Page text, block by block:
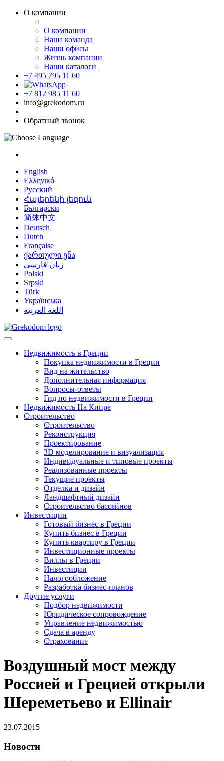
О компании
О компании
Наша команда
Наши офисы
Жизнь компании
Наши каталоги
+7 495 795 11 60
+7 812 985 11 60
info@grekodom.ru
Обратный звонок
English
Ελληνικά
Русский
Հայերենի լեզուն
Български
简体中文
Deutsch
Dutch
Française
ქართული ენა
زبان فارسی
Polski
Srpski
Türk
Українська
اللغة العربية
Недвижимость в Греции
Покупка недвижимости в Греции
Вид на жительство
Дополнительная информация
Вопросы-ответы
Гид по недвижимости в Греции
Недвижимость На Кипре
Строительство
Строительство
Реконструкция
Проектирование
3D моделирование и визуализация
Индивидуальные и типовые проекты
Реализованные проекты
Текущие проекты
Отделка и дизайн
Ландшафтный дизайн
Строительство бассейнов
Инвестиции
Готовый бизнес в Греции
Купить бизнес в Греции
Купить квартиру в Греции
Инвестиционные проекты
Виллы в Греции
Инвестиции
Налогообложение
Разработка бизнес-планов
Другие услуги
Подбор недвижимости
Юридическое сопровождение
Управление недвижимостью
Сдача в аренду
Страхование
Воздушный мост между
Россией и Грецией открыли
Шереметьево и Ellinair
23.07.2015
Новости